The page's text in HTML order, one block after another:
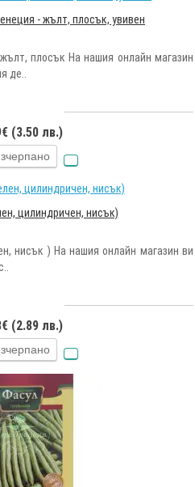
- жълт, плосък, увивен
плосък На нашия онлайн магазин
де..
(3.50 лв.)
цилиндричен, нисък)
нисък ) На нашия онлайн магазин ви
(2.89 лв.)